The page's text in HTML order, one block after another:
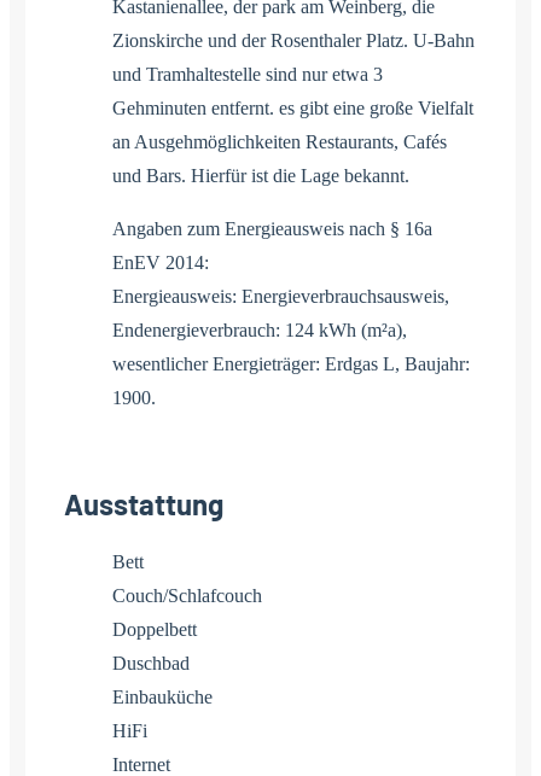
Kastanienallee, der park am Weinberg, die
Zionskirche und der Rosenthaler Platz. U-Bahn
und Tramhaltestelle sind nur etwa 3
Gehminuten entfernt. es gibt eine große Vielfalt
an Ausgehmöglichkeiten Restaurants, Cafés
und Bars. Hierfür ist die Lage bekannt.
Angaben zum Energieausweis nach § 16a
EnEV 2014:
Energieausweis: Energieverbrauchsausweis,
Endenergieverbrauch: 124 kWh (m²a),
wesentlicher Energieträger: Erdgas L, Baujahr:
1900.
Ausstattung
Bett
Couch/Schlafcouch
Doppelbett
Duschbad
Einbauküche
HiFi
Internet